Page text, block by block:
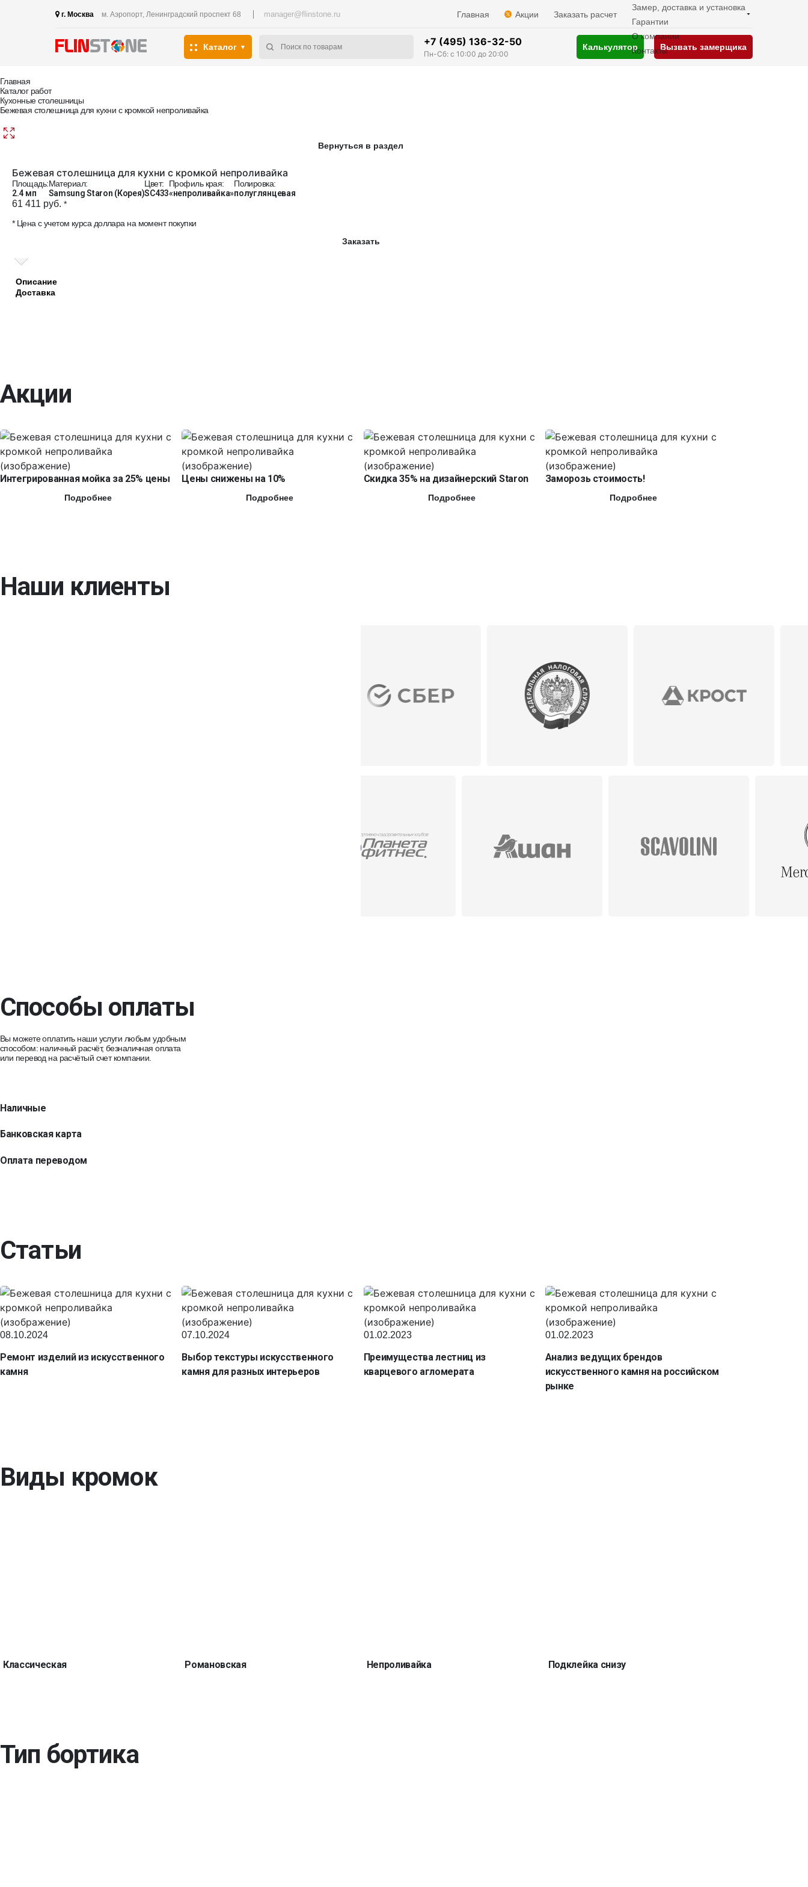
г. Москва м. Аэропорт, Ленинградский проспект 68 manager@flinstone.ru Главная Акции Заказать расчет
Замер, доставка и установка
Гарантии
О компании
Контакты
Каталог +7 (495) 136-32-50
Пн-Сб: с 10:00 до 20:00
Калькулятор Вызвать замерщика
Главная
Каталог работ
Кухонные столешницы
Бежевая столешница для кухни с кромкой непроливайка
Вернуться в раздел
Бежевая столешница для кухни с кромкой непроливайка
Площадь:
2.4 мп
Материал:
Samsung Staron (Корея)
Цвет:
SC433
Профиль края:
«непроливайка»
Полировка:
полуглянцевая
61 411 руб. *
* Цена с учетом курса доллара на момент покупки
Заказать
Описание
Доставка
Акции
Интегрированная мойка за 25% цены
Подробнее
Цены снижены на 10%
Подробнее
Скидка 35% на дизайнерский Staron
Подробнее
Заморозь стоимость!
Подробнее
Наши клиенты
Способы оплаты
Вы можете оплатить наши услуги любым удобным
способом: наличный расчёт, безналичная оплата
или перевод на расчётый счет компании.
Наличные
Банковская карта
Оплата переводом
Статьи
08.10.2024
Ремонт изделий из искусственного
камня
07.10.2024
Выбор текстуры искусственного
камня для разных интерьеров
01.02.2023
Преимущества лестниц из
кварцевого агломерата
01.02.2023
Анализ ведущих брендов
искусственного камня на российском
рынке
Виды кромок
Классическая Романовская Непроливайка Подклейка снизу
Тип бортика